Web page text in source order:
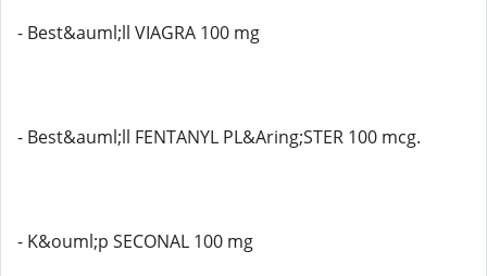
- Best&auml;ll VIAGRA 100 mg
- Best&auml;ll FENTANYL PL&Aring;STER 100 mcg.
- K&ouml;p SECONAL 100 mg